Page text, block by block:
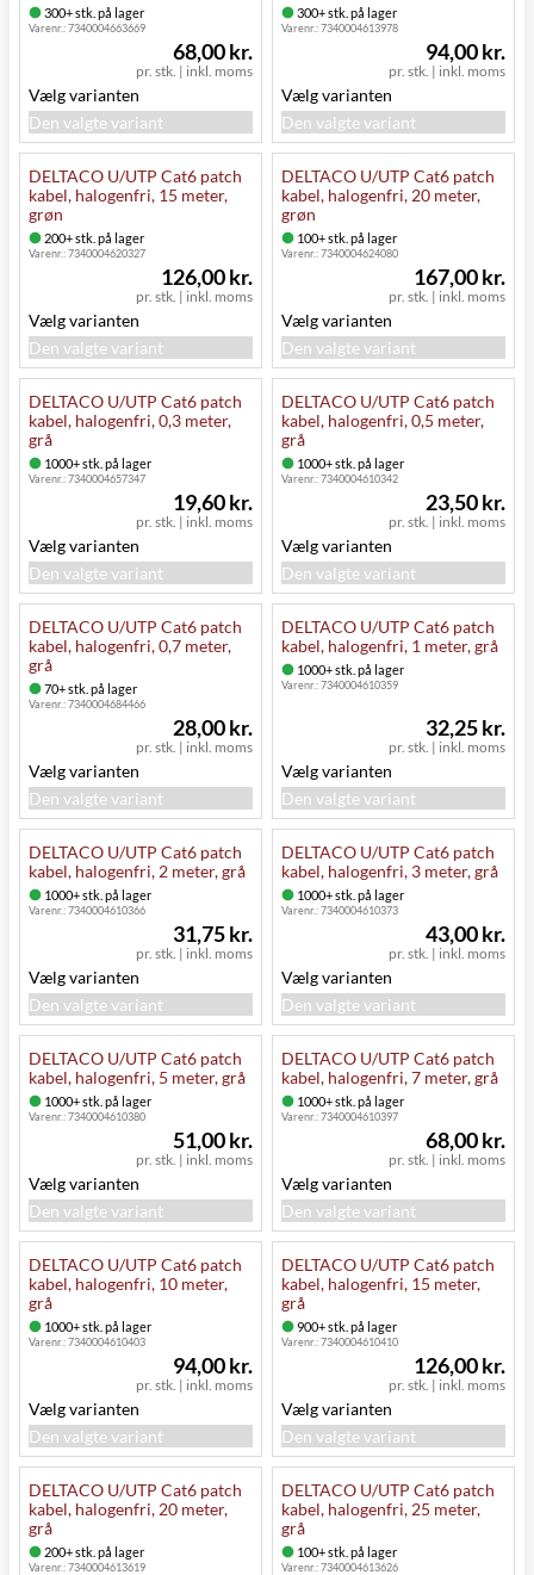
300+ stk. på lager
Varenr.:7340004663669
pr. stk. | inkl. moms
68,00 kr.
Vælg varianten
Den valgte variant
300+ stk. på lager
Varenr.:7340004613978
pr. stk. | inkl. moms
94,00 kr.
Vælg varianten
Den valgte variant
DELTACO U/UTP Cat6 patch
kabel, halogenfri, 15 meter,
grøn
200+ stk. på lager
Varenr.:7340004620327
pr. stk. | inkl. moms
126,00 kr.
Vælg varianten
Den valgte variant
DELTACO U/UTP Cat6 patch
kabel, halogenfri, 20 meter,
grøn
100+ stk. på lager
Varenr.:7340004624080
pr. stk. | inkl. moms
167,00 kr.
Vælg varianten
Den valgte variant
DELTACO U/UTP Cat6 patch
kabel, halogenfri, 0,3 meter,
grå
1000+ stk. på lager
Varenr.:7340004657347
pr. stk. | inkl. moms
19,60 kr.
Vælg varianten
Den valgte variant
DELTACO U/UTP Cat6 patch
kabel, halogenfri, 0,5 meter,
grå
1000+ stk. på lager
Varenr.:7340004610342
pr. stk. | inkl. moms
23,50 kr.
Vælg varianten
Den valgte variant
DELTACO U/UTP Cat6 patch
kabel, halogenfri, 0,7 meter,
grå
70+ stk. på lager
Varenr.:7340004684466
pr. stk. | inkl. moms
28,00 kr.
Vælg varianten
Den valgte variant
DELTACO U/UTP Cat6 patch
kabel, halogenfri, 1 meter, grå
1000+ stk. på lager
Varenr.:7340004610359
pr. stk. | inkl. moms
32,25 kr.
Vælg varianten
Den valgte variant
DELTACO U/UTP Cat6 patch
kabel, halogenfri, 2 meter, grå
1000+ stk. på lager
Varenr.:7340004610366
pr. stk. | inkl. moms
31,75 kr.
Vælg varianten
Den valgte variant
DELTACO U/UTP Cat6 patch
kabel, halogenfri, 3 meter, grå
1000+ stk. på lager
Varenr.:7340004610373
pr. stk. | inkl. moms
43,00 kr.
Vælg varianten
Den valgte variant
DELTACO U/UTP Cat6 patch
kabel, halogenfri, 5 meter, grå
1000+ stk. på lager
Varenr.:7340004610380
pr. stk. | inkl. moms
51,00 kr.
Vælg varianten
Den valgte variant
DELTACO U/UTP Cat6 patch
kabel, halogenfri, 7 meter, grå
1000+ stk. på lager
Varenr.:7340004610397
pr. stk. | inkl. moms
68,00 kr.
Vælg varianten
Den valgte variant
DELTACO U/UTP Cat6 patch
kabel, halogenfri, 10 meter,
grå
1000+ stk. på lager
Varenr.:7340004610403
pr. stk. | inkl. moms
94,00 kr.
Vælg varianten
Den valgte variant
DELTACO U/UTP Cat6 patch
kabel, halogenfri, 15 meter,
grå
900+ stk. på lager
Varenr.:7340004610410
pr. stk. | inkl. moms
126,00 kr.
Vælg varianten
Den valgte variant
DELTACO U/UTP Cat6 patch
kabel, halogenfri, 20 meter,
grå
200+ stk. på lager
Varenr.:7340004613619
DELTACO U/UTP Cat6 patch
kabel, halogenfri, 25 meter,
grå
100+ stk. på lager
Varenr.:7340004613626